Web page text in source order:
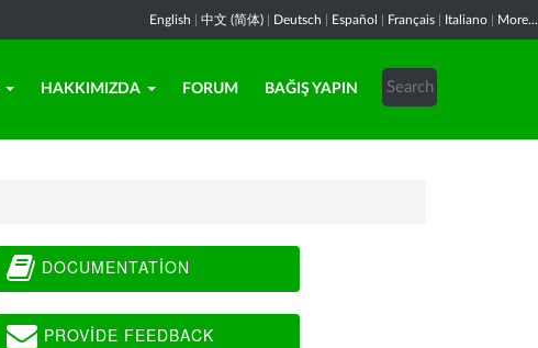
English 中文 (简体) Deutsch Español Français Italiano More...
HAKKIMIZDA FORUM BAĞIŞ YAPIN
DOCUMENTATION
PROVIDE FEEDBACK